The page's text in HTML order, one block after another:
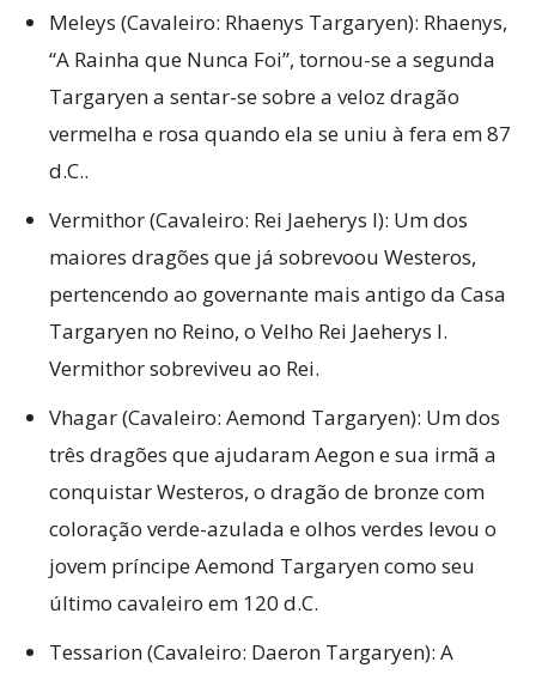
Meleys (Cavaleiro: Rhaenys Targaryen): Rhaenys,
“A Rainha que Nunca Foi”, tornou-se a segunda
Targaryen a sentar-se sobre a veloz dragão
vermelha e rosa quando ela se uniu à fera em 87
d.C..
Vermithor (Cavaleiro: Rei Jaeherys I): Um dos
maiores dragões que já sobrevoou Westeros,
pertencendo ao governante mais antigo da Casa
Targaryen no Reino, o Velho Rei Jaeherys I.
Vermithor sobreviveu ao Rei.
Vhagar (Cavaleiro: Aemond Targaryen): Um dos
três dragões que ajudaram Aegon e sua irmã a
conquistar Westeros, o dragão de bronze com
coloração verde-azulada e olhos verdes levou o
jovem príncipe Aemond Targaryen como seu
último cavaleiro em 120 d.C.
Tessarion (Cavaleiro: Daeron Targaryen): A